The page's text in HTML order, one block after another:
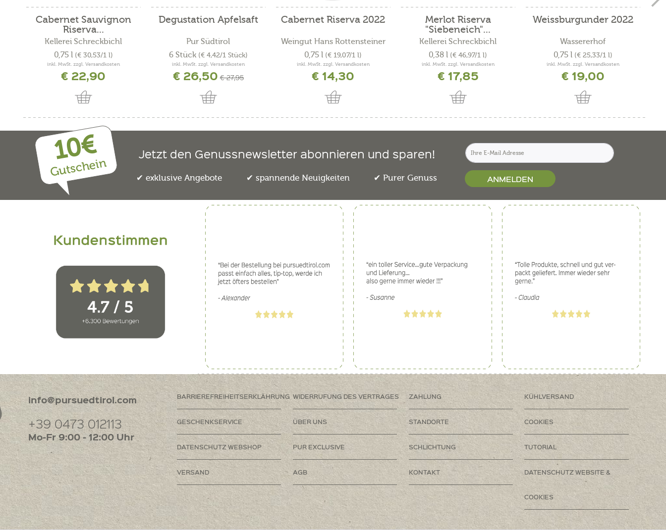
Cabernet Sauvignon
Riserva...
Kellerei Schreckbichl
0,75 l (€ 30,53/1 l)
inkl. MwSt. zzgl. Versandkosten
€ 22,90
Degustation Apfelsaft
Pur Südtirol
6 Stück (€ 4,42/1 Stück)
inkl. MwSt. zzgl. Versandkosten
€ 26,50 € 27,95
Cabernet Riserva 2022
Weingut Hans Rottensteiner
0,75 l (€ 19,07/1 l)
inkl. MwSt. zzgl. Versandkosten
€ 14,30
Merlot Riserva
"Siebeneich"...
Kellerei Schreckbichl
0,38 l (€ 46,97/1 l)
inkl. MwSt. zzgl. Versandkosten
€ 17,85
Weissburgunder 2022
Wassererhof
0,75 l (€ 25,33/1 l)
inkl. MwSt. zzgl. Versandkosten
€ 19,00
10€
Gutschein
Jetzt den Genussnewsletter abonnieren und sparen!
exklusive Angebote spannende Neuigkeiten Purer Genuss ANMELDEN
info@pursuedtirol.com
+39 0473 012113
Mo-Fr 9:00 - 12:00 Uhr
BARRIEREFREIHEITSERKLÄHRUNG WIDERRUFUNG DES VERTRAGES ZAHLUNG KÜHLVERSAND
GESCHENKSERVICE ÜBER UNS STANDORTE COOKIES
DATENSCHUTZ WEBSHOP PUR EXCLUSIVE SCHLICHTUNG TUTORIAL
VERSAND AGB KONTAKT DATENSCHUTZ WEBSITE &
COOKIES